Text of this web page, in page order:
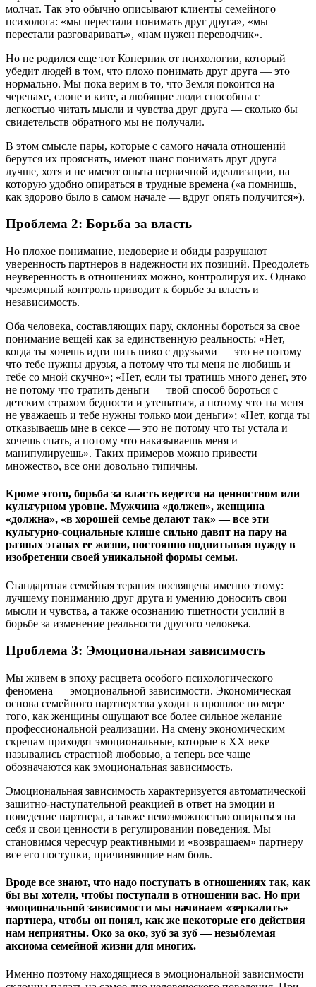
молчат. Так это обычно описывают клиенты семейного
психолога: «мы перестали понимать друг друга», «мы
перестали разговаривать», «нам нужен переводчик».
Но не родился еще тот Коперник от психологии, который
убедит людей в том, что плохо понимать друг друга — это
нормально. Мы пока верим в то, что Земля покоится на
черепахе, слоне и ките, а любящие люди способны с
легкостью читать мысли и чувства друг друга — сколько бы
свидетельств обратного мы не получали.
В этом смысле пары, которые с самого начала отношений
берутся их прояснять, имеют шанс понимать друг друга
лучше, хотя и не имеют опыта первичной идеализации, на
которую удобно опираться в трудные времена («а помнишь,
как здорово было в самом начале — вдруг опять получится»).
Проблема 2: Борьба за власть
Но плохое понимание, недоверие и обиды разрушают
уверенность партнеров в надежности их позиций. Преодолеть
неуверенность в отношениях можно, контролируя их. Однако
чрезмерный контроль приводит к борьбе за власть и
независимость.
Оба человека, составляющих пару, склонны бороться за свое
понимание вещей как за единственную реальность: «Нет,
когда ты хочешь идти пить пиво с друзьями — это не потому
что тебе нужны друзья, а потому что ты меня не любишь и
тебе со мной скучно»; «Нет, если ты тратишь много денег, это
не потому что тратить деньги — твой способ бороться с
детским страхом бедности и утешаться, а потому что ты меня
не уважаешь и тебе нужны только мои деньги»; «Нет, когда ты
отказываешь мне в сексе — это не потому что ты устала и
хочешь спать, а потому что наказываешь меня и
манипулируешь». Таких примеров можно привести
множество, все они довольно типичны.
Кроме этого, борьба за власть ведется на ценностном или
культурном уровне. Мужчина «должен», женщина
«должна», «в хорошей семье делают так» — все эти
культурно-социальные клише сильно давят на пару на
разных этапах ее жизни, постоянно подпитывая нужду в
изобретении своей уникальной формы семьи.
Стандартная семейная терапия посвящена именно этому:
лучшему пониманию друг друга и умению доносить свои
мысли и чувства, а также осознанию тщетности усилий в
борьбе за изменение реальности другого человека.
Проблема 3: Эмоциональная зависимость
Мы живем в эпоху расцвета особого психологического
феномена — эмоциональной зависимости. Экономическая
основа семейного партнерства уходит в прошлое по мере
того, как женщины ощущают все более сильное желание
профессиональной реализации. На смену экономическим
скрепам приходят эмоциональные, которые в ХХ веке
назывались страстной любовью, а теперь все чаще
обозначаются как эмоциональная зависимость.
Эмоциональная зависимость характеризуется автоматической
защитно-наступательной реакцией в ответ на эмоции и
поведение партнера, а также невозможностью опираться на
себя и свои ценности в регулировании поведения. Мы
становимся чересчур реактивными и «возвращаем» партнеру
все его поступки, причиняющие нам боль.
Вроде все знают, что надо поступать в отношениях так, как
бы вы хотели, чтобы поступали в отношении вас. Но при
эмоциональной зависимости мы начинаем «зеркалить»
партнера, чтобы он понял, как же некоторые его действия
нам неприятны. Око за око, зуб за зуб — незыблемая
аксиома семейной жизни для многих.
Именно поэтому находящиеся в эмоциональной зависимости